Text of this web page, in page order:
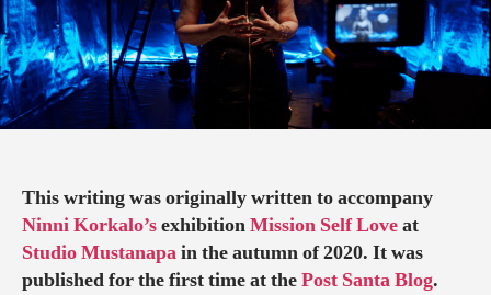
STUDIO
This writing was originally written to accompany
Ninni Korkalo’sexhibitionMission Self Loveat
Studio Mustanapain the autumn of 2020. It was
published for the first time at thePost Santa Blog.